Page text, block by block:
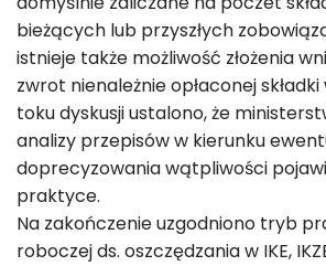
bieżących lub przyszłych
istnieje także możliwość złożenia
zwrot nienależnie opłaconej
toku dyskusji ustalono, że
analizy przepisów w kierunku
doprecyzowania wątpliwości
praktyce.
Na zakończenie uzgodniono tryb
roboczej ds. oszczędzania w IKE,